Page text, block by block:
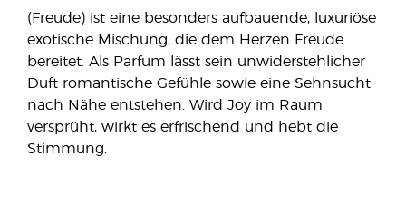
(Freude) ist eine besonders aufbauende, luxuriöse
exotische Mischung, die dem Herzen Freude
bereitet. Als Parfum lässt sein unwiderstehlicher
Duft romantische Gefühle sowie eine Sehnsucht
nach Nähe entstehen. Wird Joy im Raum
versprüht, wirkt es erfrischend und hebt die
Stimmung.